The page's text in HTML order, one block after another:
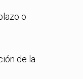
o
de la